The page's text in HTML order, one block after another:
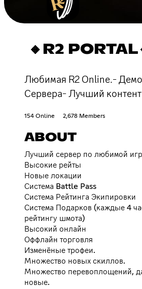
🔸R2
Любимая R2 Online.-
Сервера- Лучший
154 Online 2,678 Members
ABOUT
Лучший сервер по любимой
Высокие рейты
Новые локации
Система Battle Pass
Система Рейтинга Экипировки
Система Подарков (каждые 4
рейтингу шмота)
Высокий онлайн
Оффлайн торговля
Изменёные трофеи.
Множество новых скиллов.
Множество перевоплощений,
новые.